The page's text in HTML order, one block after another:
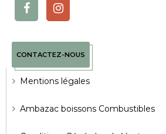
CONTACTEZ-NOUS
Mentions légales
Ambazac boissons Combustibles